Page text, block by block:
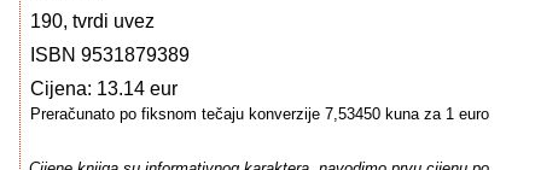
190, tvrdi uvez
ISBN 9531879389
Cijena: 13.14 eur
Preračunato po fiksnom tečaju konverzije 7,53450 kuna za 1 euro